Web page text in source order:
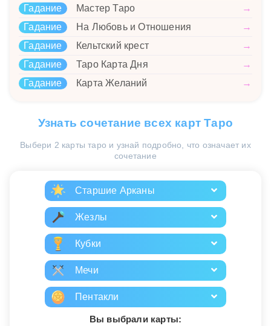
Гадание
Мастер Таро
→
Гадание
На Любовь и Отношения
→
Гадание
Кельтский крест
→
Гадание
Таро Карта Дня
→
Гадание
Карта Желаний →
Узнать сочетание всех карт Таро
Выбери 2 карты таро и узнай подробно, что означает их
сочетание
Старшие Арканы
Жезлы
Кубки
Мечи
Пентакли
Вы выбрали карты: